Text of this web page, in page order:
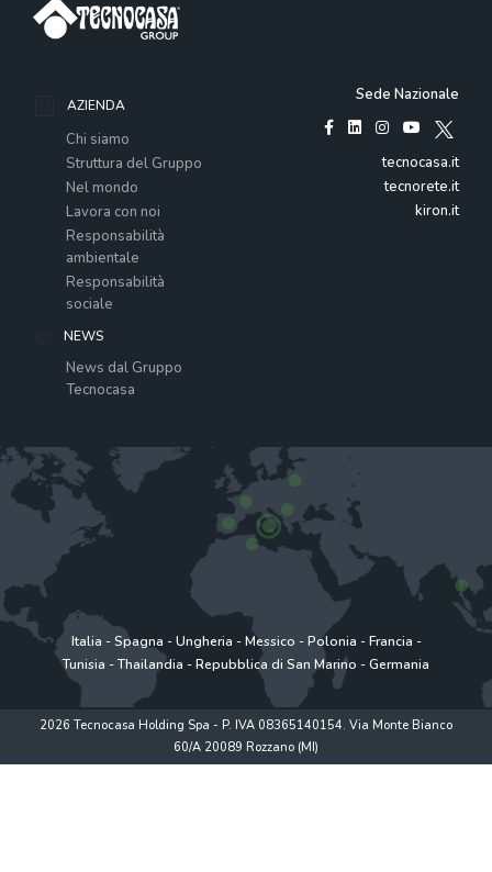
AZIENDA
Chi siamo
Struttura del Gruppo
Nel mondo
Lavora con noi
Responsabilità
ambientale
Responsabilità
sociale
NEWS
News dal Gruppo
Tecnocasa
Sede Nazionale
tecnocasa.it
tecnorete.it
kiron.it
Italia -Spagna -Ungheria -Messico -Polonia -Francia -
Tunisia -Thailandia -Repubblica di San Marino -Germania
2026 Tecnocasa Holding Spa - P. IVA 08365140154. Via Monte Bianco
60/A 20089 Rozzano (MI)